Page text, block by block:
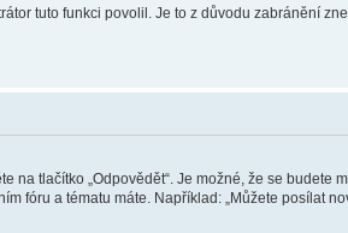
tuto funkci povolil. Je to z důvodu zabránění
na tlačítko „Odpovědět“. Je možné, že se budete
fóru a tématu máte. Například: „Můžete posílat